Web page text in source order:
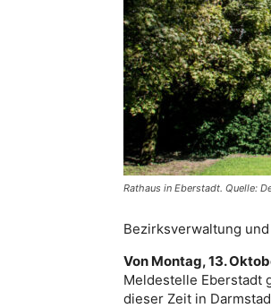
Rathaus in Eberstadt. Quelle:
Bezirksverwaltung
Von Montag, 13.
Meldestelle Eberstadt
dieser Zeit in